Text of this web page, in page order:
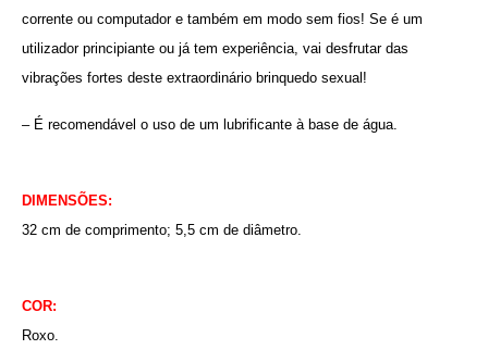
corrente ou computador e também em modo sem fios! Se é um
utilizador principiante ou já tem experiência, vai desfrutar das
vibrações fortes deste extraordinário brinquedo sexual!
– É recomendável o uso de um lubrificante à base de água.
DIMENSÕES:
32 cm de comprimento; 5,5 cm de diâmetro.
COR:
Roxo